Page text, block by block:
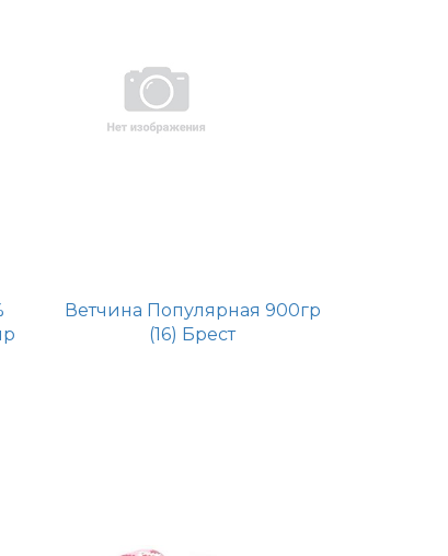
Ветчина Популярная 900гр
(16) Брест